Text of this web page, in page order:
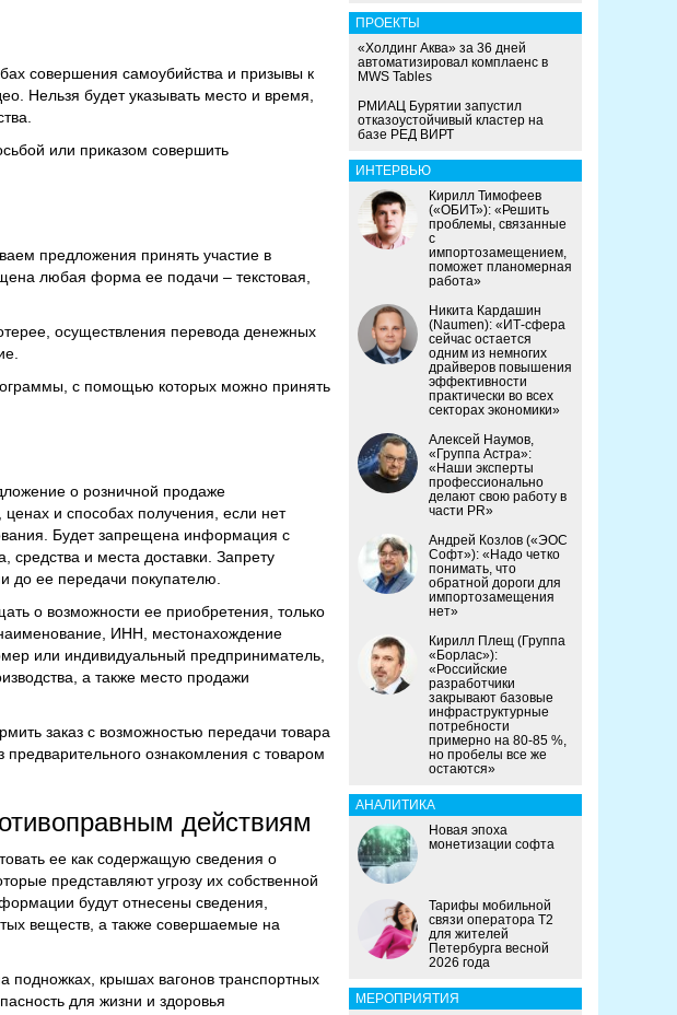
совершения самоубийства и призывы к
Нельзя будет указывать место и время,
или приказом совершить
предложения принять участие в
любая форма ее подачи – текстовая,
осуществления перевода денежных
с помощью которых можно принять
о розничной продаже
и способах получения, если нет
Будет запрещена информация с
средства и места доставки. Запрету
до ее передачи покупателю.
о возможности ее приобретения, только
ИНН, местонахождение
или индивидуальный предприниматель,
а также место продажи
заказ с возможностью передачи товара
ознакомления с товаром
действиям
ее как содержащую сведения о
представляют угрозу их собственной
будут отнесены сведения,
веществ, а также совершаемые на
крышах вагонов транспортных
для жизни и здоровья
ПРОЕКТЫ
«Холдинг Аква» за 36 дней
автоматизировал комплаенс в
MWS Tables
РМИАЦ Бурятии запустил
отказоустойчивый кластер на
базе РЕД ВИРТ
ИНТЕРВЬЮ
Кирилл Тимофеев
(«ОБИТ»): «Решить
проблемы, связанные
с
импортозамещением,
поможет планомерная
работа»
Никита Кардашин
(Naumen): «ИТ-сфера
сейчас остается
одним из немногих
драйверов повышения
эффективности
практически во всех
секторах экономики»
Алексей Наумов,
«Группа Астра»:
«Наши эксперты
профессионально
делают свою работу в
части PR»
Андрей Козлов («ЭОС
Софт»): «Надо четко
понимать, что
обратной дороги для
импортозамещения
нет»
Кирилл Плещ (Группа
«Борлас»):
«Российские
разработчики
закрывают базовые
инфраструктурные
потребности
примерно на 80-85 %,
но пробелы все же
остаются»
АНАЛИТИКА
Новая эпоха
монетизации софта
Тарифы мобильной
связи оператора Т2
для жителей
Петербурга весной
2026 года
МЕРОПРИЯТИЯ